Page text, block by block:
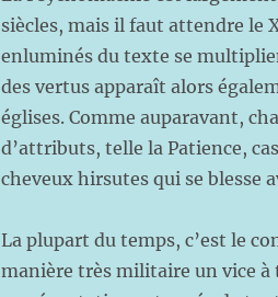
siècles, mais il faut attendre le
enluminés du texte se
des vertus apparaît alors
églises. Comme auparavant,
d’attributs, telle la Patience,
cheveux hirsutes qui se blesse
La plupart du temps, c’est le
manière très militaire un vice